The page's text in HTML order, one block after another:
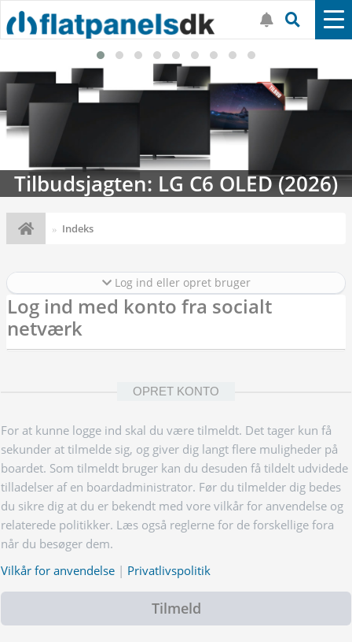
Tilbudsjagten: LG C6 OLED (2026)
Indeks
Log ind eller opret bruger
Log ind med konto fra socialt
netværk
OPRET KONTO
For at kunne logge ind skal du være tilmeldt. Det tager kun få
sekunder at tilmelde sig, og giver dig langt flere muligheder på
boardet. Som tilmeldt bruger kan du desuden få tildelt udvidede
tilladelser af en boardadministrator. Før du tilmelder dig bedes
du sikre dig at du er bekendt med vore vilkår for anvendelse og
relaterede politikker. Læs også reglerne for de forskellige fora
når du besøger dem.
Vilkår for anvendelse | Privatlivspolitik
Tilmeld